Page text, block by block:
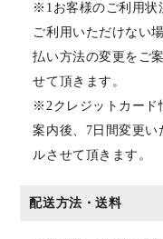
※1お客様のご利用状
ご利用いただけない
払い方法の変更をご
せて頂きます。
※2クレジットカード
案内後、7日間変更
ルさせて頂きます。
配送方法・送料